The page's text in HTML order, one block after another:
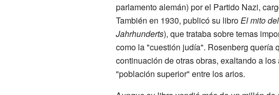
parlamento alemán) por el Partido Nazi,
También en 1930, publicó su libroEl mito
Jahrhunderts), que trataba sobre temas
como la "cuestión judía". Rosenberg quería
continuación de otras obras, exaltando a
"población superior" entre los arios.